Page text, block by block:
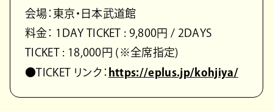
会場：東京・日本武道館
料金： 1DAY TICKET : 9,800円 / 2DAYS
TICKET : 18,000円 (※全席指定)
●TICKET リンク： https://eplus.jp/kohjiya/